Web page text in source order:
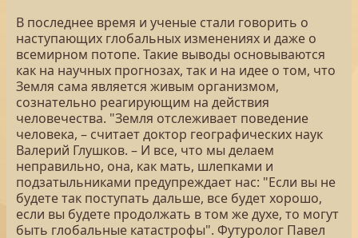
В последнее время и ученые стали говорить о
наступающих глобальных изменениях и даже о
всемирном потопе. Такие выводы основываются
как на научных прогнозах, так и на идее о том, что
Земля сама является живым организмом,
сознательно реагирующим на действия
человечества. "Земля отслеживает поведение
человека, – считает доктор географических наук
Валерий Глушков. – И все, что мы делаем
неправильно, она, как мать, шлепками и
подзатыльниками предупреждает нас: "Если вы не
будете так поступать дальше, все будет хорошо,
если вы будете продолжать в том же духе, то могут
быть глобальные катастрофы". Футуролог Павел